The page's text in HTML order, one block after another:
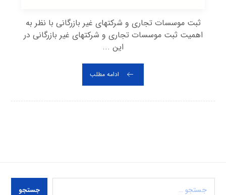
ثبت موسسات تجاری و شرکتهای غیر بازرگانی با نظر به
اهمیت ثبت موسسات تجاری و شرکتهای غیر بازرگانی در
این ...
ادامه مطلب
جستجو